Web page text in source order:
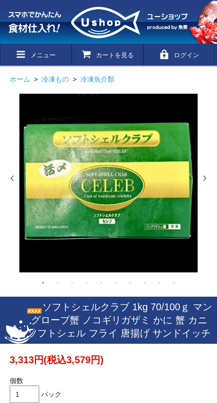
メニュー カートを見る ログイン
ホーム > 冷凍もの > 冷凍魚介類
ソフトシェルクラブ 1kg 70/100ｇ マン
グローブ蟹 ノコギリガザミ かに 蟹 カニ
ソフトシェル フライ 唐揚げ サンドイッチ
3,313円(税込3,579円)
個数
パック